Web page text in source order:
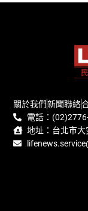
關於我們新聞聯絡
電話：
地址：台北市